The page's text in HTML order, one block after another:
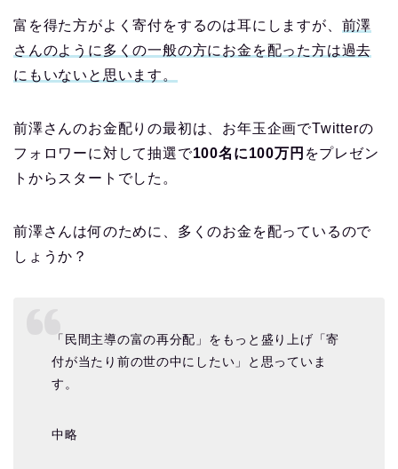
富を得た方がよく寄付をするのは耳にしますが、 前澤
さんのように多くの一般の方にお金を配った方は過去
にもいないと思います。
前澤さんのお金配りの最初は、お年玉企画でTwitterの
フォロワーに対して抽選で100名に100万円 をプレゼン
トからスタートでした。
前澤さんは何のために、多くのお金を配っているので
しょうか？
「民間主導の富の再分配」をもっと盛り上げ「寄
付が当たり前の世の中にしたい」と思っていま
す。
中略